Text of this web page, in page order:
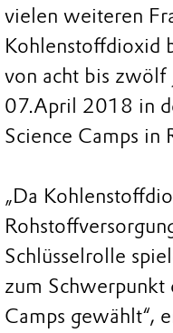
vielen weiteren
Kohlenstoffdioxid
von acht bis zwölf
07.April 2018 in
Science Camps in
„Da
Schlüsselrolle
zum Schwerpunkt
Camps gewählt“,